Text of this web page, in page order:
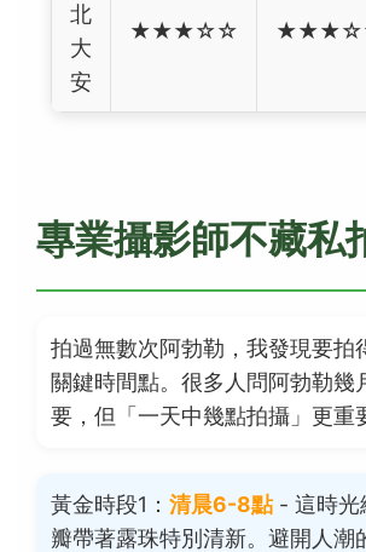
北
大
安
★★★☆☆
專業攝影師不藏私
拍過無數次阿勃勒，我發現要拍
關鍵時間點。很多人問阿勃勒幾
要，但「一天中幾點拍攝」更重
黃金時段1： 清晨6-8點- 這時光
瓣帶著露珠特別清新。避開人潮